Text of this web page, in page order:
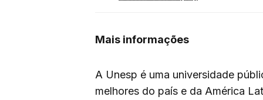
Mais informações
A Unesp é uma universidade
melhores do país e da América